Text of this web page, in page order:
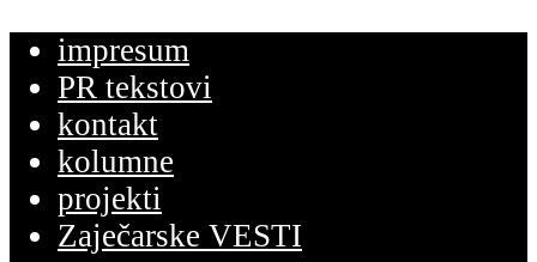
impresum
PR tekstovi
kontakt
kolumne
projekti
Zaječarske VESTI